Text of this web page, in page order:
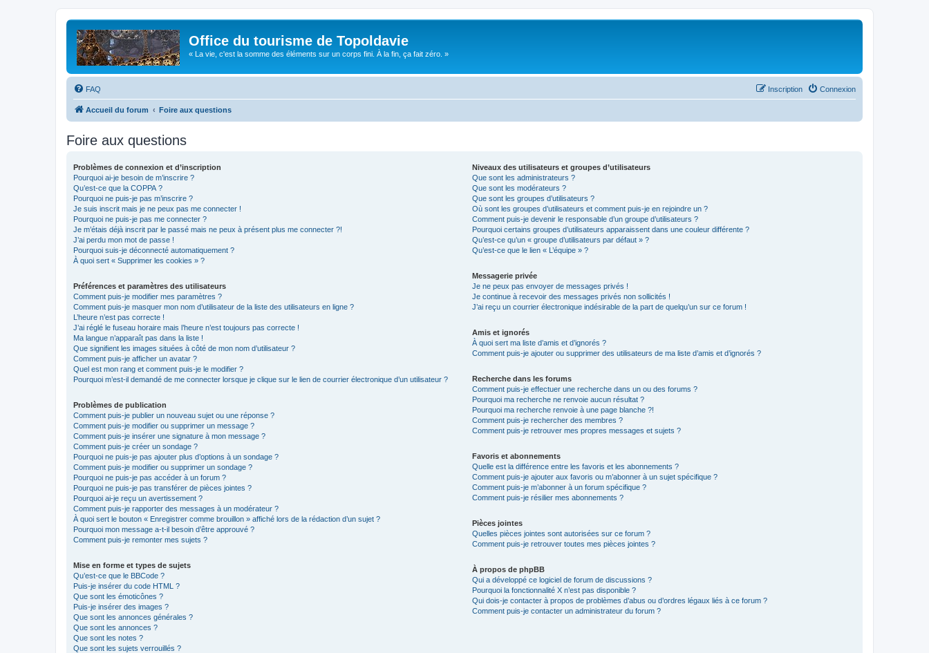
Office du tourisme de Topoldavie
« La vie, c'est la somme des éléments sur un corps fini. À la fin, ça fait zéro. »
FAQ Connexion
Inscription
Accueil du forum Foire aux questions
Foire aux questions
Problèmes de connexion et d’inscription
Pourquoi ai-je besoin de m’inscrire ?
Qu’est-ce que la COPPA ?
Pourquoi ne puis-je pas m’inscrire ?
Je suis inscrit mais je ne peux pas me connecter !
Pourquoi ne puis-je pas me connecter ?
Je m’étais déjà inscrit par le passé mais ne peux à présent plus me connecter ?!
J’ai perdu mon mot de passe !
Pourquoi suis-je déconnecté automatiquement ?
À quoi sert « Supprimer les cookies » ?
Préférences et paramètres des utilisateurs
Comment puis-je modifier mes paramètres ?
Comment puis-je masquer mon nom d’utilisateur de la liste des utilisateurs en ligne ?
L’heure n’est pas correcte !
J’ai réglé le fuseau horaire mais l’heure n’est toujours pas correcte !
Ma langue n’apparaît pas dans la liste !
Que signifient les images situées à côté de mon nom d’utilisateur ?
Comment puis-je afficher un avatar ?
Quel est mon rang et comment puis-je le modifier ?
Pourquoi m’est-il demandé de me connecter lorsque je clique sur le lien de courrier électronique d’un utilisateur ?
Problèmes de publication
Comment puis-je publier un nouveau sujet ou une réponse ?
Comment puis-je modifier ou supprimer un message ?
Comment puis-je insérer une signature à mon message ?
Comment puis-je créer un sondage ?
Pourquoi ne puis-je pas ajouter plus d’options à un sondage ?
Comment puis-je modifier ou supprimer un sondage ?
Pourquoi ne puis-je pas accéder à un forum ?
Pourquoi ne puis-je pas transférer de pièces jointes ?
Pourquoi ai-je reçu un avertissement ?
Comment puis-je rapporter des messages à un modérateur ?
À quoi sert le bouton « Enregistrer comme brouillon » affiché lors de la rédaction d’un sujet ?
Pourquoi mon message a-t-il besoin d’être approuvé ?
Comment puis-je remonter mes sujets ?
Mise en forme et types de sujets
Qu’est-ce que le BBCode ?
Puis-je insérer du code HTML ?
Que sont les émoticônes ?
Puis-je insérer des images ?
Que sont les annonces générales ?
Que sont les annonces ?
Que sont les notes ?
Que sont les sujets verrouillés ?
Niveaux des utilisateurs et groupes d’utilisateurs
Que sont les administrateurs ?
Que sont les modérateurs ?
Que sont les groupes d’utilisateurs ?
Où sont les groupes d’utilisateurs et comment puis-je en rejoindre un ?
Comment puis-je devenir le responsable d’un groupe d’utilisateurs ?
Pourquoi certains groupes d’utilisateurs apparaissent dans une couleur différente ?
Qu’est-ce qu’un « groupe d’utilisateurs par défaut » ?
Qu’est-ce que le lien « L’équipe » ?
Messagerie privée
Je ne peux pas envoyer de messages privés !
Je continue à recevoir des messages privés non sollicités !
J’ai reçu un courrier électronique indésirable de la part de quelqu’un sur ce forum !
Amis et ignorés
À quoi sert ma liste d’amis et d’ignorés ?
Comment puis-je ajouter ou supprimer des utilisateurs de ma liste d’amis et d’ignorés ?
Recherche dans les forums
Comment puis-je effectuer une recherche dans un ou des forums ?
Pourquoi ma recherche ne renvoie aucun résultat ?
Pourquoi ma recherche renvoie à une page blanche ?!
Comment puis-je rechercher des membres ?
Comment puis-je retrouver mes propres messages et sujets ?
Favoris et abonnements
Quelle est la différence entre les favoris et les abonnements ?
Comment puis-je ajouter aux favoris ou m’abonner à un sujet spécifique ?
Comment puis-je m’abonner à un forum spécifique ?
Comment puis-je résilier mes abonnements ?
Pièces jointes
Quelles pièces jointes sont autorisées sur ce forum ?
Comment puis-je retrouver toutes mes pièces jointes ?
À propos de phpBB
Qui a développé ce logiciel de forum de discussions ?
Pourquoi la fonctionnalité X n’est pas disponible ?
Qui dois-je contacter à propos de problèmes d’abus ou d’ordres légaux liés à ce forum ?
Comment puis-je contacter un administrateur du forum ?